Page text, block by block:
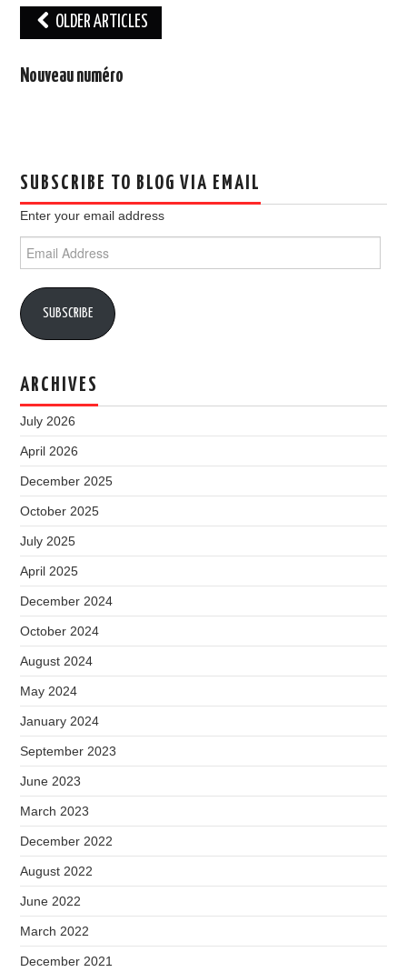
Post OLDER ARTICLES
Nouveau numéro
SUBSCRIBE TO BLOG VIA EMAIL
Enter your email address
Email
Address
SUBSCRIBE
ARCHIVES
July 2026
April 2026
December 2025
October 2025
July 2025
April 2025
December 2024
October 2024
August 2024
May 2024
January 2024
September 2023
June 2023
March 2023
December 2022
August 2022
June 2022
March 2022
December 2021